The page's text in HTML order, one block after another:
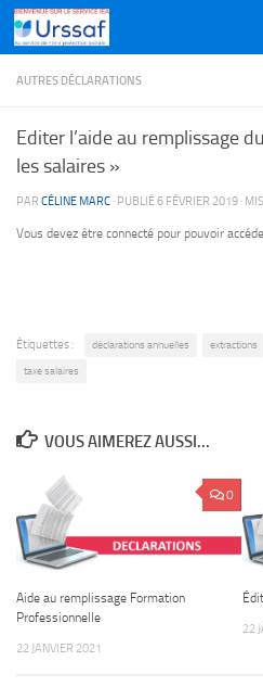
Skip to content
AUTRES DÉCLARATIONS
Editer l’aide au remplissage
les salaires »
PAR CÉLINE MARC · PUBLIÉ6 FÉVRIER 2019 ·
Vous devez être connecté pour pouvoir
Étiquettes : déclarations annuelles extractions
taxe salaires
VOUS AIMEREZ AUSSI...
0
Aide au remplissage Formation
Professionnelle
22 JANVIER 2021
22